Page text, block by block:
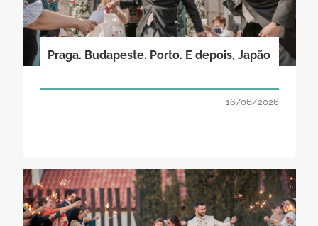
Praga. Budapeste. Porto. E depois, Japão
16/06/2026